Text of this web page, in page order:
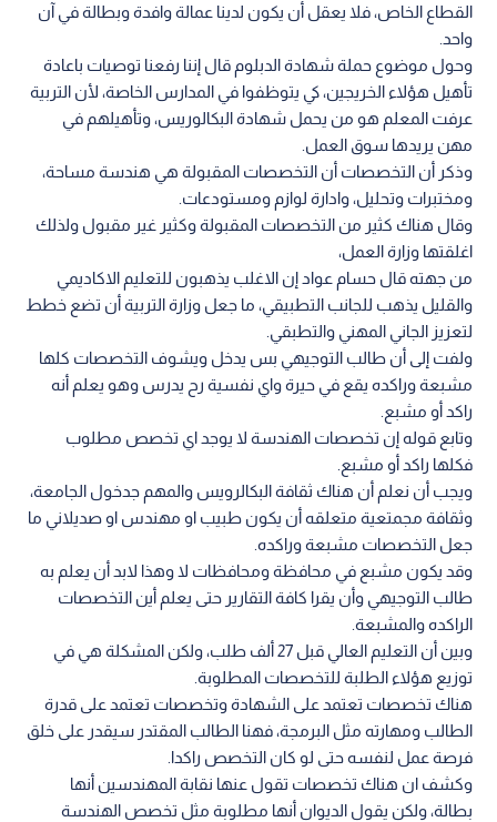
القطاع الخاص، فلا يعقل أن يكون لدينا عمالة وافدة وبطالة في آن
واحد.
وحول موضوع حملة شهادة الدبلوم قال إننا رفعنا توصيات باعادة
تأهيل هؤلاء الخريجين، كي يتوظفوا في المدارس الخاصة، لأن التربية
عرفت المعلم هو من يحمل شهادة البكالوريس، وتأهيلهم في
مهن يريدها سوق العمل.
وذكر أن التخصصات أن التخصصات المقبولة هي هندسة مساحة،
ومختبرات وتحليل، وادارة لوازم ومستودعات.
وقال هناك كثير من التخصصات المقبولة وكثير غير مقبول ولذلك
اغلقتها وزارة العمل،
من جهته قال حسام عواد إن الاغلب يذهبون للتعليم الاكاديمي
والقليل يذهب للجانب التطبيقي، ما جعل وزارة التربية أن تضع خطط
لتعزيز الجاني المهني والتطبقي.
ولفت إلى أن طالب التوجيهي بس يدخل ويشوف التخصصات كلها
مشبعة وراكده يقع في حيرة واي نفسية رح يدرس وهو يعلم أنه
راكد أو مشبع.
وتابع قوله إن تخصصات الهندسة لا يوجد اي تخصص مطلوب
فكلها راكد أو مشبع.
ويجب أن نعلم أن هناك ثقافة البكالرويس والمهم جدخول الجامعة،
وثقافة مجمتعية متعلقه أن يكون طبيب او مهندس او صديلاني ما
جعل التخصصات مشبعة وراكده.
وقد يكون مشبع في محافظة ومحافظات لا وهذا لابد أن يعلم به
طالب التوجيهي وأن يقرا كافة التقارير حتى يعلم أين التخصصات
الراكده والمشبعة.
وبين أن التعليم العالي قبل 27 ألف طلب، ولكن المشكلة هي في
توزيع هؤلاء الطلبة للتخصصات المطلوبة.
هناك تخصصات تعتمد على الشهادة وتخصصات تعتمد على قدرة
الطالب ومهارته مثل البرمجة، فهنا الطالب المقتدر سيقدر على خلق
فرصة عمل لنفسه حتى لو كان التخصص راكدا.
وكشف ان هناك تخصصات تقول عنها نقابة المهندسين أنها
بطالة، ولكن يقول الديوان أنها مطلوبة مثل تخصص الهندسة